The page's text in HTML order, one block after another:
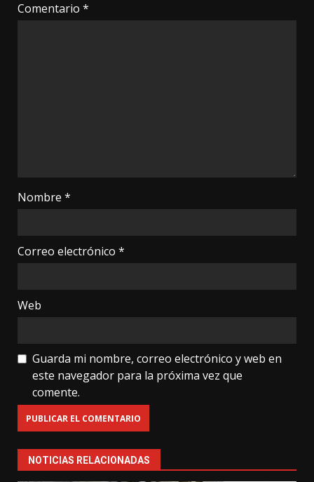
Comentario *
Nombre *
Correo electrónico *
Web
Guarda mi nombre, correo electrónico y web en
este navegador para la próxima vez que
comente.
NOTICIAS RELACIONADAS